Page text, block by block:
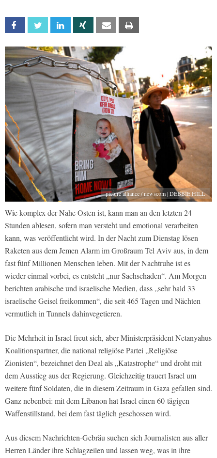
Facebook Twitter Linkedin Xing Email
picture alliance / newscom | DEBBIE HILL
Wie komplex der Nahe Osten ist, kann man an den letzten 24
Stunden ablesen, sofern man versteht und emotional verarbeiten
kann, was veröffentlicht wird. In der Nacht zum Dienstag lösen
Raketen aus dem Jemen Alarm im Großraum Tel Aviv aus, in dem
fast fünf Millionen Menschen leben. Mit der Nachtruhe ist es
wieder einmal vorbei, es entsteht „nur Sachschaden“. Am Morgen
berichten arabische und israelische Medien, dass „sehr bald 33
israelische Geisel freikommen“, die seit 465 Tagen und Nächten
vermutlich in Tunnels dahinvegetieren.
Die Mehrheit in Israel freut sich, aber Ministerpräsident Netanyahus
Koalitionspartner, die national religiöse Partei „Religiöse
Zionisten“, bezeichnet den Deal als „Katastrophe“ und droht mit
dem Ausstieg aus der Regierung. Gleichzeitig trauert Israel um
weitere fünf Soldaten, die in diesem Zeitraum in Gaza gefallen sind.
Ganz nebenbei: mit dem Libanon hat Israel einen 60-tägigen
Waffenstillstand, bei dem fast täglich geschossen wird.
Aus diesem Nachrichten-Gebräu suchen sich Journalisten aus aller
Herren Länder ihre Schlagzeilen und lassen weg, was in ihre